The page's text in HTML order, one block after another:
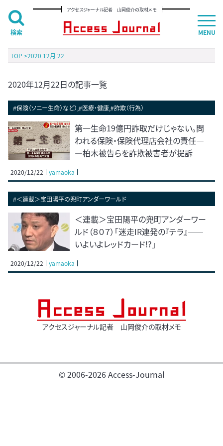
アクセスジャーナル記者 山岡俊介の取材メモ
TOP >2020 12月 22
2020年12月22日の記事一覧
#保険（ソニー生命）など）,#医療・健康,#詐欺（行為）
第一生命19億円詐取だけじゃない。問
われる保険・保険代理店会社の責任―
―柏木被告らを詐欺被害者が提訴
2020/12/22 yamaoka
#＜連載＞宝田陽平の兜町アンダーワールド
＜連載＞宝田陽平の兜町アンダーワー
ルド（８０７）「迷走IR連発の『テラ』――
いよいよレッドカード!?」
2020/12/22 yamaoka
アクセスジャーナル記者 山岡俊介の取材メモ
© 2006-2026 Access-Journal
MENU
検索